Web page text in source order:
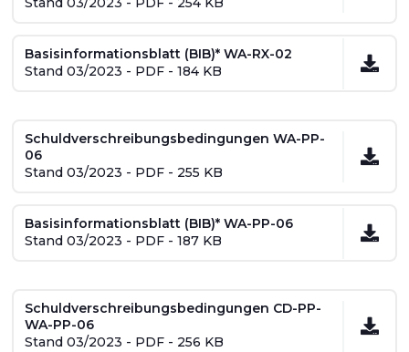
Basisinformationsblatt (BIB)* WA-RX-02
Stand 03/2023 - PDF - 184 KB
Schuldverschreibungsbedingungen WA-PP-
06
Stand 03/2023 - PDF - 255 KB
Basisinformationsblatt (BIB)* WA-PP-06
Stand 03/2023 - PDF - 187 KB
Schuldverschreibungsbedingungen CD-PP-
WA-PP-06
Stand 03/2023 - PDF - 256 KB